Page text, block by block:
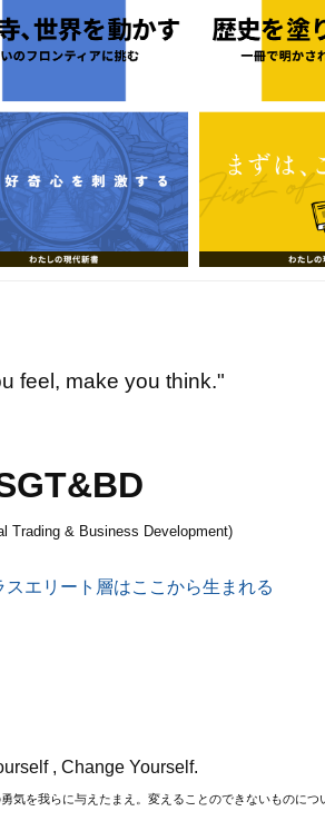
feel, make you think."
Trading & Business Development)
スエリート層はここから生まれる
, Change Yourself.
気を我らに与えたまえ。変えることのできないものに